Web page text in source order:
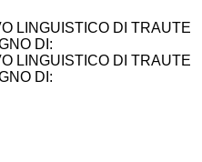
LINGUISTICO DI TRAUTE
DI:
LINGUISTICO DI TRAUTE
DI: